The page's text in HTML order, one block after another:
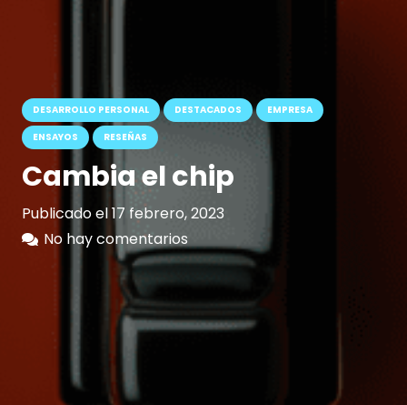
DESARROLLO PERSONAL DESTACADOS
EMPRESA
ENSAYOS
RESEÑAS
Cambia el chip
Publicado el17 febrero, 2023
No hay comentarios